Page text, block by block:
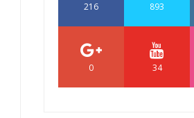
216 893
0 34